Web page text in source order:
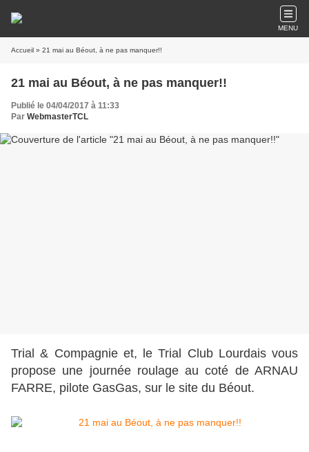
MENU
Accueil » 21 mai au Béout, à ne pas manquer!!
21 mai au Béout, à ne pas manquer!!
Publié le 04/04/2017 à 11:33
Par WebmasterTCL
Trial & Compagnie et, le Trial Club Lourdais vous
propose une journée roulage au coté de ARNAU
FARRE, pilote GasGas, sur le site du Béout.